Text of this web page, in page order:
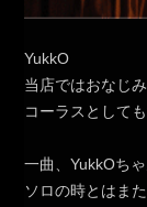
YukkO
当店ではおなじ
コーラスとしても
一曲、YukkOち
ソロの時とはま